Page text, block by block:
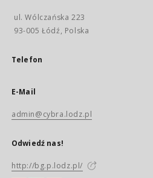
ul. Wólczańska 223
93-005 Łódź, Polska
Telefon
E-Mail
admin@cybra.lodz.pl
Odwiedź nas!
http://bg.p.lodz.pl/